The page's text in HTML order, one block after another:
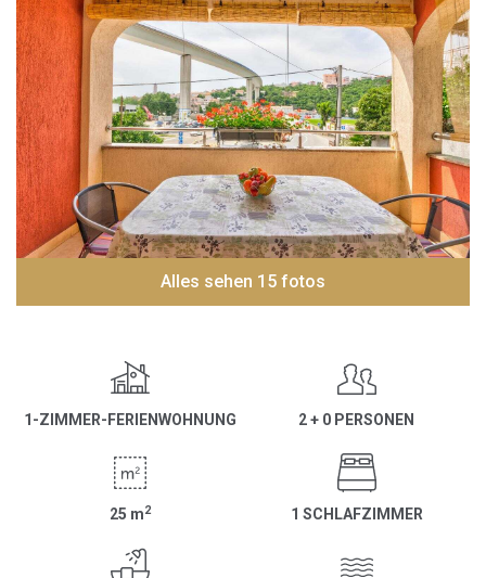
Alles sehen 15 fotos
1-ZIMMER-FERIENWOHNUNG 2 + 0 PERSONEN
25 m2 1 SCHLAFZIMMER